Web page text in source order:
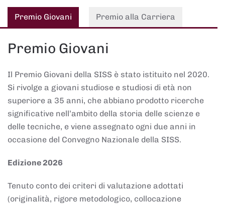
Premio Giovani Premio alla Carriera
Premio Giovani
Il Premio Giovani della SISS è stato istituito nel 2020.
Si rivolge a giovani studiose e studiosi di età non
superiore a 35 anni, che abbiano prodotto ricerche
significative nell’ambito della storia delle scienze e
delle tecniche, e viene assegnato ogni due anni in
occasione del Convegno Nazionale della SISS.
Edizione 2026
Tenuto conto dei criteri di valutazione adottati
(originalità, rigore metodologico, collocazione